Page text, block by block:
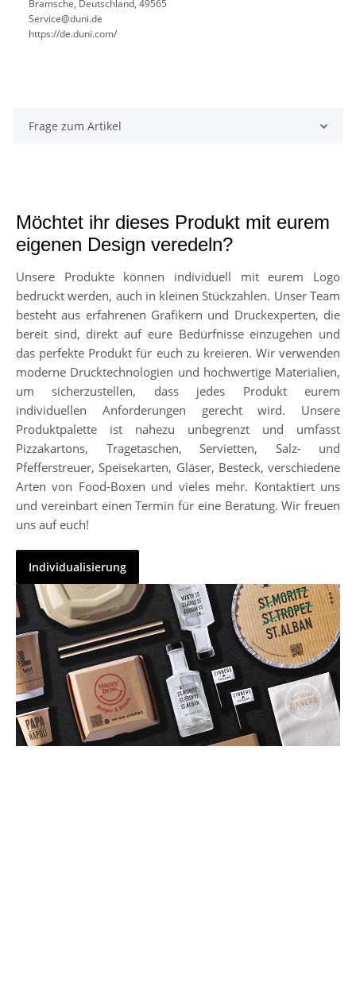
Bramsche, Deutschland, 49565
Service@duni.de
https://de.duni.com/
Frage zum Artikel
Möchtet ihr dieses Produkt mit eurem
eigenen Design veredeln?
Unsere Produkte können individuell mit eurem Logo
bedruckt werden, auch in kleinen Stückzahlen. Unser Team
besteht aus erfahrenen Grafikern und Druckexperten, die
bereit sind, direkt auf eure Bedürfnisse einzugehen und
das perfekte Produkt für euch zu kreieren. Wir verwenden
moderne Drucktechnologien und hochwertige Materialien,
um sicherzustellen, dass jedes Produkt eurem
individuellen Anforderungen gerecht wird. Unsere
Produktpalette ist nahezu unbegrenzt und umfasst
Pizzakartons, Tragetaschen, Servietten, Salz- und
Pfefferstreuer, Speisekarten, Gläser, Besteck, verschiedene
Arten von Food-Boxen und vieles mehr. Kontaktiert uns
und vereinbart einen Termin für eine Beratung. Wir freuen
uns auf euch!
Individualisierung